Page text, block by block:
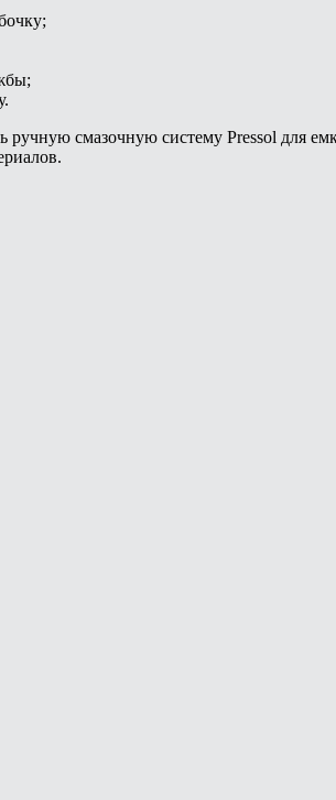
смазочную систему Pressol для